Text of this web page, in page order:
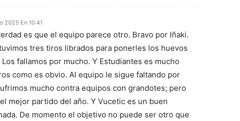
2025 En 10:41
es que el equipo parece otro. Bravo por Iñaki.
tres tiros librados para ponerles los huevos
fallamos por mucho. Y Estudiantes es mucho
como es obvio. Al equipo le sigue faltando por
mucho contra equipos con grandotes; pero
mejor partido del año. Y Vucetic es un buen
De momento el objetivo no puede ser otro que